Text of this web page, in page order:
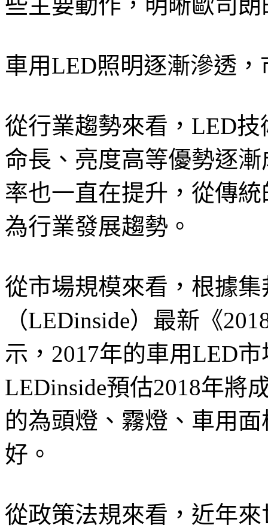
車用LED照明逐漸滲透
從行業趨勢來看，LED
命長、亮度高等優勢逐
率也一直在提升，從傳
為行業發展趨勢。
從市場規模來看，根據
（LEDinside）最新《
示，2017年的車用LED
LEDinside預估2018年將
的為頭燈、霧燈、車用
好。
從政策法規來看，近年